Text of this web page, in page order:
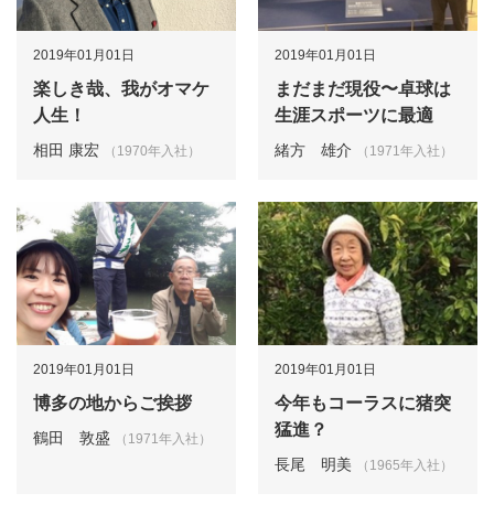
2019年01月01日
楽しき哉、我がオマケ
人生！
相田 康宏 （1970年入社）
2019年01月01日
まだまだ現役〜卓球は
生涯スポーツに最適
緒方 雄介 （1971年入社）
2019年01月01日
博多の地からご挨拶
鶴田 敦盛 （1971年入社）
2019年01月01日
今年もコーラスに猪突
猛進？
長尾 明美 （1965年入社）